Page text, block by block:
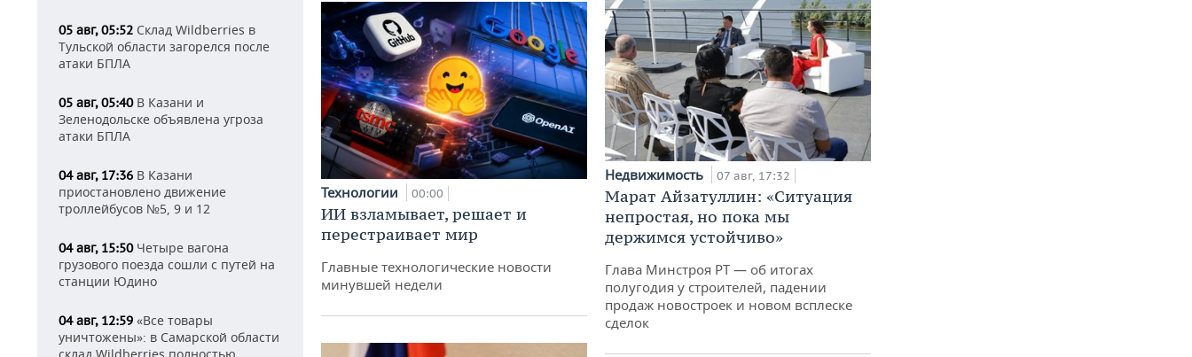
05 авг, 05:52 Склад Wildberries в
Тульской области загорелся после
атаки БПЛА
05 авг, 05:40В Казани и
Зеленодольске объявлена угроза
атаки БПЛА
04 авг, 17:36 В Казани
приостановлено движение
троллейбусов №5, 9 и 12
04 авг, 15:50Четыре вагона
грузового поезда сошли с путей на
станции Юдино
04 авг, 12:59 «Все товары
уничтожены»: в Самарской области
Технологии 00:00
ИИ взламывает, решает и
перестраивает мир
Главные технологические новости
минувшей недели
Недвижимость 07 авг, 17:32
Марат Айзатуллин: «Ситуация
непростая, но пока мы
держимся устойчиво»
Глава Минстроя РТ — об итогах
полугодия у строителей, падении
продаж новостроек и новом всплеске
сделок